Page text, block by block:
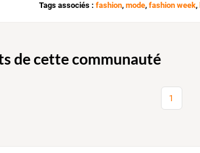
Tags associés : fashion,mode,fashion week,
de cette communauté
1